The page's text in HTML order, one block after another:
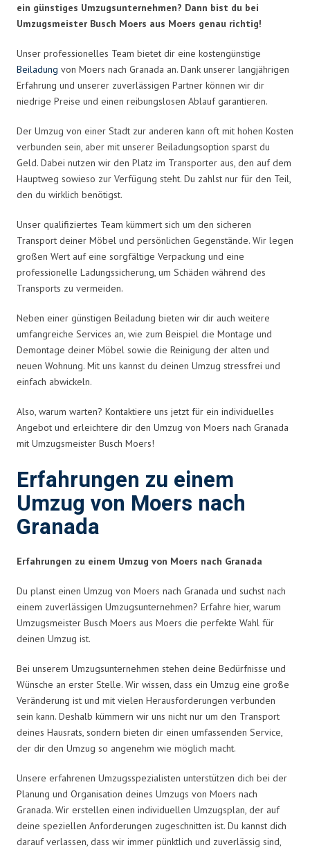
ein günstiges Umzugsunternehmen? Dann bist du bei
Umzugsmeister Busch Moers aus Moers genau richtig!
Unser professionelles Team bietet dir eine kostengünstige
Beiladung von Moers nach Granada an. Dank unserer langjährigen
Erfahrung und unserer zuverlässigen Partner können wir dir
niedrige Preise und einen reibungslosen Ablauf garantieren.
Der Umzug von einer Stadt zur anderen kann oft mit hohen Kosten
verbunden sein, aber mit unserer Beiladungsoption sparst du
Geld. Dabei nutzen wir den Platz im Transporter aus, den auf dem
Hauptweg sowieso zur Verfügung steht. Du zahlst nur für den Teil,
den du wirklich benötigst.
Unser qualifiziertes Team kümmert sich um den sicheren
Transport deiner Möbel und persönlichen Gegenstände. Wir legen
großen Wert auf eine sorgfältige Verpackung und eine
professionelle Ladungssicherung, um Schäden während des
Transports zu vermeiden.
Neben einer günstigen Beiladung bieten wir dir auch weitere
umfangreiche Services an, wie zum Beispiel die Montage und
Demontage deiner Möbel sowie die Reinigung der alten und
neuen Wohnung. Mit uns kannst du deinen Umzug stressfrei und
einfach abwickeln.
Also, warum warten? Kontaktiere uns jetzt für ein individuelles
Angebot und erleichtere dir den Umzug von Moers nach Granada
mit Umzugsmeister Busch Moers!
Erfahrungen zu einem
Umzug von Moers nach
Granada
Erfahrungen zu einem Umzug von Moers nach Granada
Du planst einen Umzug von Moers nach Granada und suchst nach
einem zuverlässigen Umzugsunternehmen? Erfahre hier, warum
Umzugsmeister Busch Moers aus Moers die perfekte Wahl für
deinen Umzug ist.
Bei unserem Umzugsunternehmen stehen deine Bedürfnisse und
Wünsche an erster Stelle. Wir wissen, dass ein Umzug eine große
Veränderung ist und mit vielen Herausforderungen verbunden
sein kann. Deshalb kümmern wir uns nicht nur um den Transport
deines Hausrats, sondern bieten dir einen umfassenden Service,
der dir den Umzug so angenehm wie möglich macht.
Unsere erfahrenen Umzugsspezialisten unterstützen dich bei der
Planung und Organisation deines Umzugs von Moers nach
Granada. Wir erstellen einen individuellen Umzugsplan, der auf
deine speziellen Anforderungen zugeschnitten ist. Du kannst dich
darauf verlassen, dass wir immer pünktlich und zuverlässig sind,